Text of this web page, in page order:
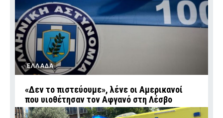
ΕΛΛΑΔΑ
«Δεν το πιστεύουμε», λένε οι Αμερικανοί
που υιοθέτησαν τον Αφγανό στη Λέσβο